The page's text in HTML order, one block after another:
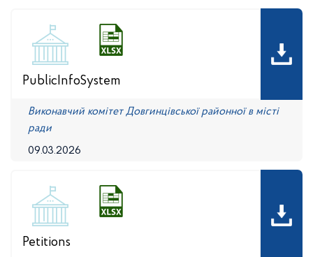
PublicInfoSystem
09.03.2026
Виконавчий комітет Довгинцівської районної в місті
ради
Petitions